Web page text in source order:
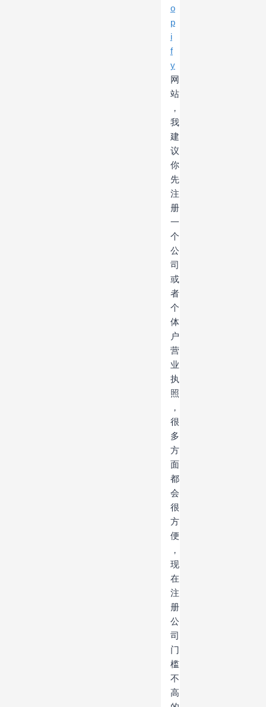
o
p
i
f
y
网
站
，
我
建
议
你
先
注
册
一
个
公
司
或
者
个
体
户
营
业
执
照
，
很
多
方
面
都
会
很
方
便
，
现
在
注
册
公
司
门
槛
不
高